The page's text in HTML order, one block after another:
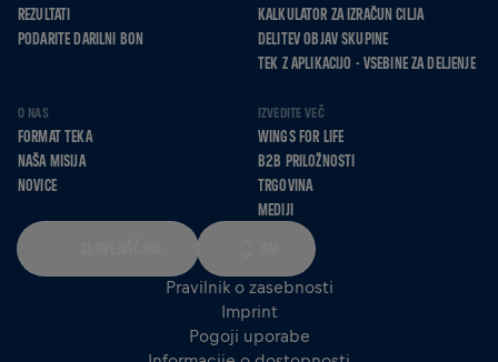
REZULTATI
PODARITE DARILNI BON
KALKULATOR ZA IZRAČUN CILJA
DELITEV OBJAV SKUPINE
TEK Z APLIKACIJO - VSEBINE ZA DELJENJE
O NAS
FORMAT TEKA
NAŠA MISIJA
NOVICE
IZVEDITE VEČ
WINGS FOR LIFE
B2B PRILOŽNOSTI
TRGOVINA
MEDIJI
Pravilnik o zasebnosti
Imprint
Pogoji uporabe